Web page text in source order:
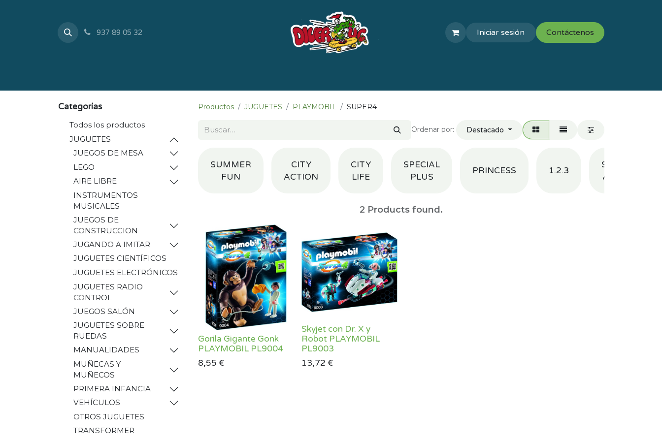
937 89 05 32 Iniciar sesión Contáctenos
Categorías
Todos los productos
JUGUETES
JUEGOS DE MESA
LEGO
AIRE LIBRE
INSTRUMENTOS
MUSICALES
JUEGOS DE
CONSTRUCCION
JUGANDO A IMITAR
JUGUETES CIENTÍFICOS
JUGUETES ELECTRÓNICOS
JUGUETES RADIO
CONTROL
JUEGOS SALÓN
JUGUETES SOBRE
RUEDAS
MANUALIDADES
MUÑECAS Y
MUÑECOS
PRIMERA INFANCIA
VEHÍCULOS
OTROS JUGUETES
TRANSFORMER
Productos JUGUETES PLAYMOBIL SUPER4
Ordenar por: Destacado
SUMMER
FUN
CITY
ACTION
CITY
LIFE
SPECIAL
PLUS
PRINCESS 1.2.3
SPORTS
ACTION
2 Products found.
Gorila Gigante Gonk
PLAYMOBIL PL9004
8,55 €
Skyjet con Dr. X y
Robot PLAYMOBIL
PL9003
13,72 €